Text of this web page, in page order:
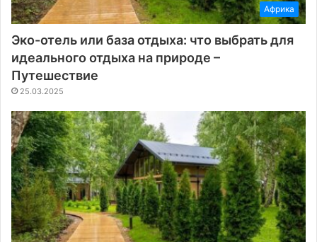
Африка
Эко-отель или база отдыха: что выбрать для
идеального отдыха на природе –
Путешествие
25.03.2025